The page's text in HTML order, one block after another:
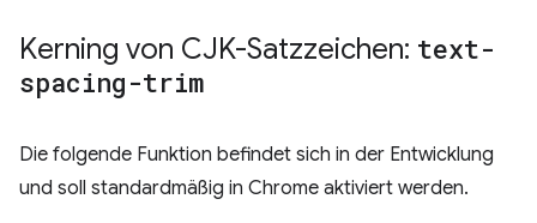
Kerning von CJK-Satzzeichen: text-
spacing-trim
Die folgende Funktion befindet sich in der Entwicklung
und soll standardmäßig in Chrome aktiviert werden.